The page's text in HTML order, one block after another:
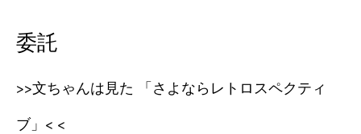
委託
>>文ちゃんは見た 「さよならレトロスペクティ
ブ」< <